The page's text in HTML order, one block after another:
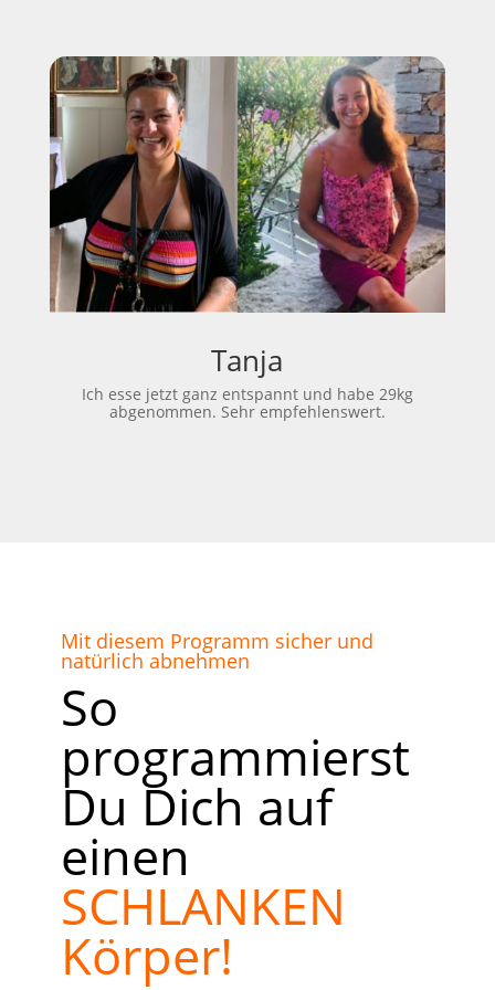
Tanja
Ich esse jetzt ganz entspannt und habe 29kg
abgenommen. Sehr empfehlenswert.
Mit diesem Programm sicher und
natürlich abnehmen
So
programmierst
Du Dich auf
einen
SCHLANKEN
Körper!